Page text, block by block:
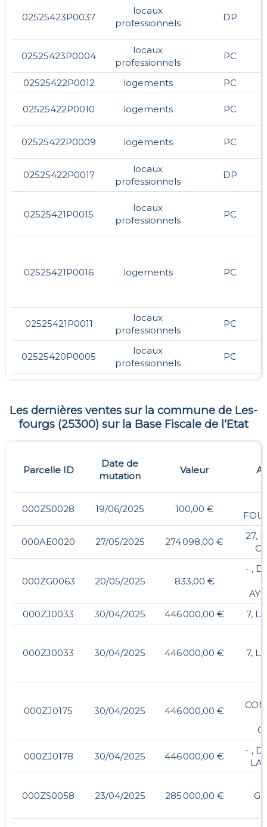
02525423P0037
locaux
professionnels
DP
02525423P0004
locaux
professionnels
PC
02525422P0012 logements PC
02525422P0010 logements PC
02525422P0009 logements PC
02525422P0017
locaux
professionnels
DP
02525421P0015
locaux
professionnels
PC
02525421P0016 logements PC
02525421P0011
locaux
professionnels
PC
02525420P0005
locaux
professionnels
PC
Les dernières ventes sur la commune de Les-
fourgs(25300) sur la Base Fiscale de l‘Etat
Parcelle ID
Date de
mutation
Valeur
000ZS0028 19/06/2025 100,00 €
000AE0020 27/05/2025 274 098,00 €
27,
000ZG0063 20/05/2025 833,00 €
- ,
000ZJ0033
30/04/2025 446 000,00 € 7,
000ZJ0033 30/04/2025 446 000,00 € 7,
000ZJ0175 30/04/2025 446 000,00 €
000ZJ0178 30/04/2025 446 000,00 €
- ,
LA
000ZS0058 23/04/2025 285 000,00 €